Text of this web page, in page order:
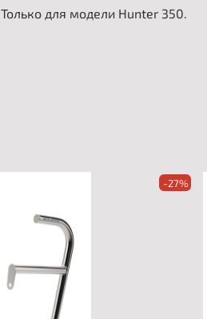
Только для модели Hunter 350.
-27%